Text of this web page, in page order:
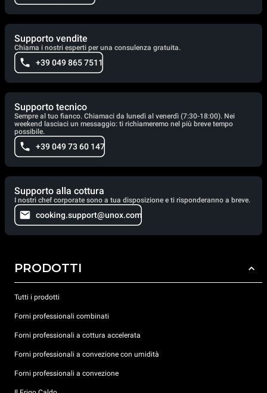
Supporto vendite
Chiama i nostri esperti per una consulenza gratuita.
+39 049 865 7511
Supporto tecnico
Sempre al tuo fianco. Chiamaci da lunedì al venerdì (7:30-18:00). Nei
weekend lasciaci un messaggio: ti richiameremo nel più breve tempo
possibile.
+39 049 73 60 147
Supporto alla cottura
I nostri chef corporate sono a tua disposizione e ti risponderanno a breve.
cooking.support@unox.com
PRODOTTI
Tutti i prodotti
Forni professionali combinati
Forni professionali a cottura accelerata
Forni professionali a convezione con umidità
Forni professionali a convezione